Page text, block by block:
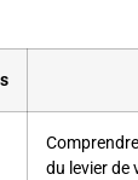
du levier de